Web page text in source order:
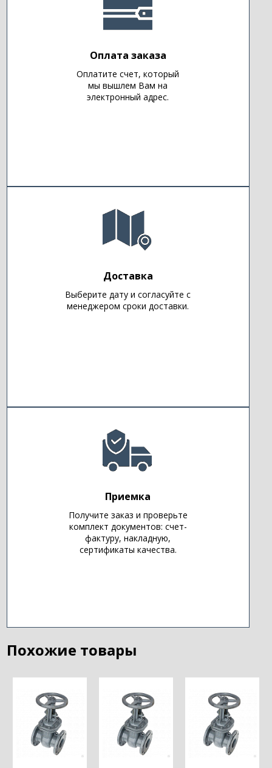
Оплата заказа
Оплатите счет, который
мы вышлем Вам на
электронный адрес.
Доставка
Выберите дату и согласуйте с
менеджером сроки доставки.
Приемка
Получите заказ и проверьте
комплект документов: счет-
фактуру, накладную,
сертификаты качества.
Похожие товары